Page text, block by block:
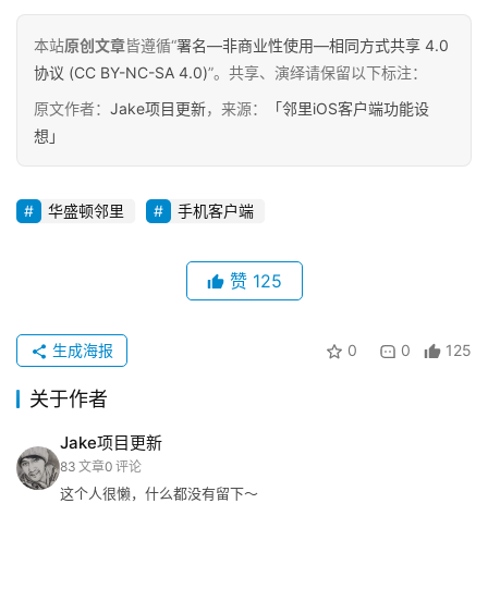
行
业
动
碎
推
荐
工
关
登录
本站原创文章皆遵循“署名—非商业性使用—相同方式共享 4.0
协议 (CC BY-NC-SA 4.0)”。共享、演绎请保留以下标注：
原文作者： Jake项目更新，来源：
「邻里iOS客户端功能设
想」
华盛顿邻里 手机客户端
赞 125
0 0 125
生成海报
关于作者
Jake项目更新
83 文章0 评论
这个人很懒，什么都没有留下～